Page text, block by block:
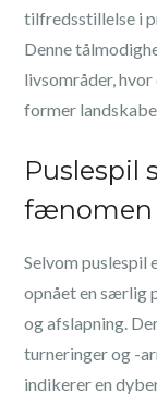
tilfredsstillelse i
Denne
livsområder,
former
Puslespil
fænomen
Selvom puslespil
opnået en særlig
og afslapning.
turneringer og -
indikerer en